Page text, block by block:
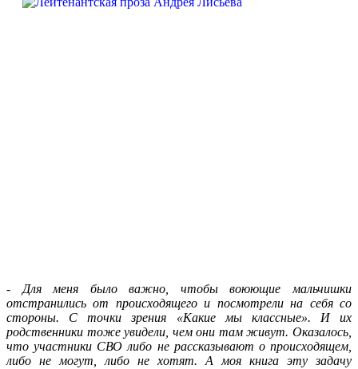
- Для меня было важно, чтобы воюющие мальчишки
отстранились от происходящего и посмотрели на себя со
стороны. С точки зрения «Какие мы классные». И их
родственники тоже увидели, чем они там живут. Оказалось,
что участники СВО либо не рассказывают о происходящем,
либо не могут, либо не хотят. А моя книга эту задачу